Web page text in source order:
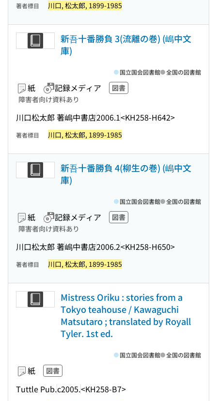
著者標目 川口, 松太郎, 1899-1985
新吾十番勝負 3(流離の巻) (嶋中文
庫)
紙 記録メディア
図書
障害者向け資料あり
川口松太郎 著嶋中書店2006.1<KH258-H642>
国立国会図書館 全国の図書館
著者標目 川口, 松太郎, 1899-1985
新吾十番勝負 4(柳生の巻) (嶋中文
庫)
紙 記録メディア
図書
障害者向け資料あり
川口松太郎 著嶋中書店2006.2<KH258-H650>
国立国会図書館 全国の図書館
著者標目 川口, 松太郎, 1899-1985
Mistress Oriku : stories from a
Tokyo teahouse / Kawaguchi
Matsutaro ; translated by Royall
Tyler. 1st ed.
紙 図書
Tuttle Pub.c2005.<KH258-B7>
国立国会図書館 全国の図書館